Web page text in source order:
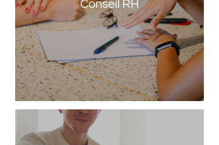
Conseil RH
côtés, les missions adaptées à votre situation.
EN SAVOIR PLUS